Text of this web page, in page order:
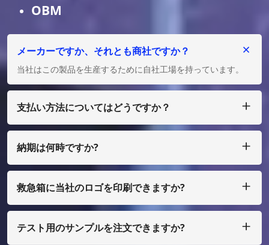
OBM
メーカーですか、それとも商社ですか？
当社はこの製品を生産するために自社工場を持っています。
支払い方法についてはどうですか？
は、ペイパル、ウェスタン ユニオン、マネーグラム、エスク
ローなどで支払うことができます。
納期は何時ですか?
救急箱に当社のロゴを印刷できますか?
とができます、ほんの少量で、あなたはフィルムコストを支払
う必要があります
テスト用のサンプルを注文できますか?